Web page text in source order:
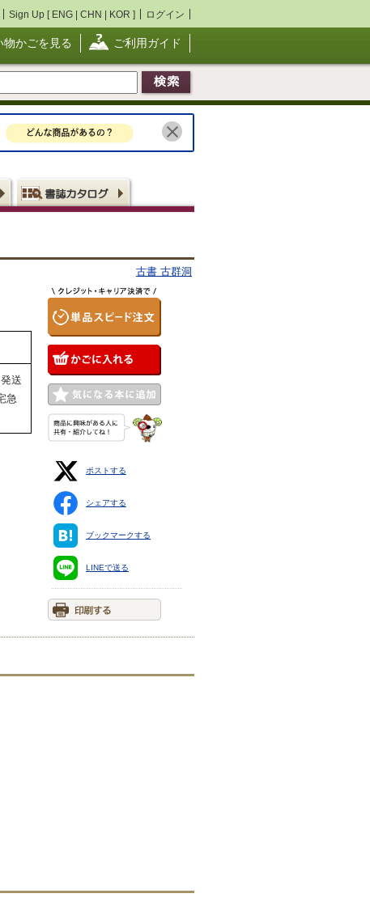
Sign Up [ ENG | CHN | KOR ] ログイン
物かごを見る ご利用ガイド
古書 古群洞
送
急
ポストする
シェアする
ブックマークする
LINEで送る